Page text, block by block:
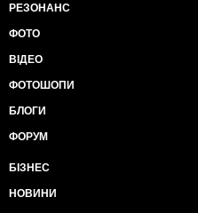
РЕЗОНАНС
ФОТО
ВІДЕО
ФОТОШОПИ
БЛОГИ
ФОРУМ
БІЗНЕС
НОВИНИ